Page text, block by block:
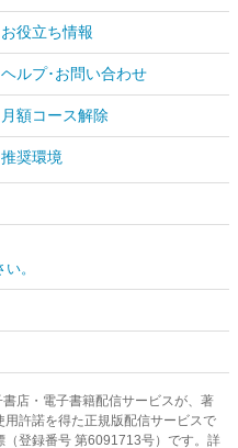
お役立ち情報
ヘルプ･お問い合わせ
月額コース解除
推奨環境
。
店・電子書籍配信サービスが、著
許諾を得た正規版配信サービスで
（登録番号 第6091713号）です。詳